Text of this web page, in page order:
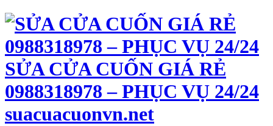
SỬA CỬA CUỐN GIÁ RẺ
0988318978 – PHỤC VỤ 24/24
suacuacuonvn.net